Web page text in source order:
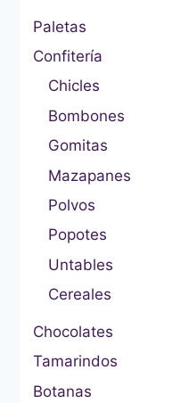
Paletas
Confitería
Chicles
Bombones
Gomitas
Mazapanes
Polvos
Popotes
Untables
Cereales
Chocolates
Tamarindos
Botanas